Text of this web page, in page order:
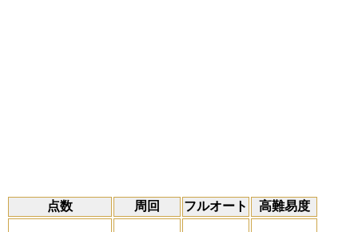
点数 周回 フルオート 高難易度